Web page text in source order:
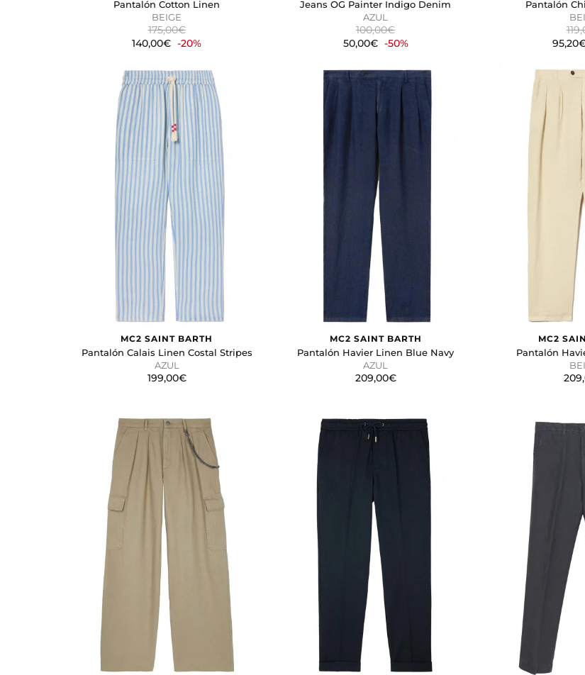
€ - 300 €
Pantalón Cotton Linen
BEIGE
175,00€
140,00€ -20%
Jeans OG Painter Indigo Denim
AZUL
100,00€
50,00€ -50%
Pantalón
MC2 SAINT BARTH
Pantalón Calais Linen Costal Stripes
AZUL
199,00€
MC2 SAINT BARTH
Pantalón Havier Linen Blue Navy
AZUL
209,00€
MC2
Pantalón
CONFIGURACIÓN DE COOKIES
Cookies necesarias
Estas cookies son necesarias para que el sitio web funcione y no se pueden
configurar su navegador para bloquear o alertar sobre estas cookies, pero
cookies no almacenan ninguna información de identificación personal.
Cookies de rendimiento y analíticas
Estas cookies nos permiten contar las visitas y fuentes de tráfico para poder
mejorarlo. Nos ayudan a saber qué páginas son las más o menos visitadas, y
información que recogen estas cookies es agregada y, por lo tanto, es anónima.